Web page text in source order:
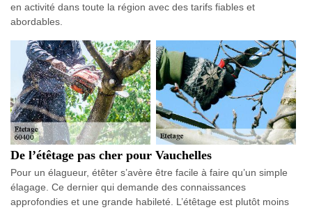
en activité dans toute la région avec des tarifs fiables et
abordables.
De l’étêtage pas cher pour Vauchelles
Pour un élagueur, étêter s’avère être facile à faire qu’un simple
élagage. Ce dernier qui demande des connaissances
approfondies et une grande habileté. L’étêtage est plutôt moins